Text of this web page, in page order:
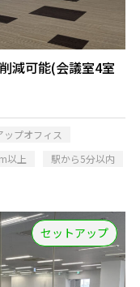
減可能(会議室4室
ップオフィス
以上
駅から5分以内
セットアップ